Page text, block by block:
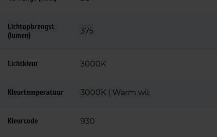
Lichtopbrengst
(lumen)
375
Lichtkleur 3000K
Kleurtemperatuur 3000K | Warm wit
Kleurcode 930